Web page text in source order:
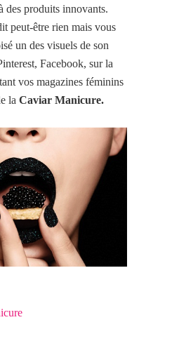
des produits innovants.
peut-être rien mais vous
un des visuels de son
Facebook, sur la
vos magazines féminins
la Caviar Manicure.